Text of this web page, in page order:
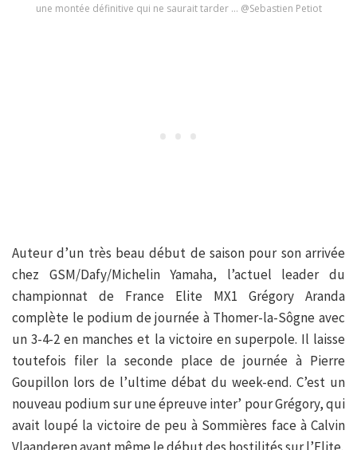
une montée définitive qui ne saurait tarder … @Sebastien Petiot
Auteur d’un très beau début de saison pour son arrivée
chez GSM/Dafy/Michelin Yamaha, l’actuel leader du
championnat de France Elite MX1 Grégory Aranda
complète le podium de journée à Thomer-la-Sôgne avec
un 3-4-2 en manches et la victoire en superpole. Il laisse
toutefois filer la seconde place de journée à Pierre
Goupillon lors de l’ultime débat du week-end. C’est un
nouveau podium sur une épreuve inter’ pour Grégory, qui
avait loupé la victoire de peu à Sommières face à Calvin
Vlaanderen avant même le début des hostilités sur l’Elite.